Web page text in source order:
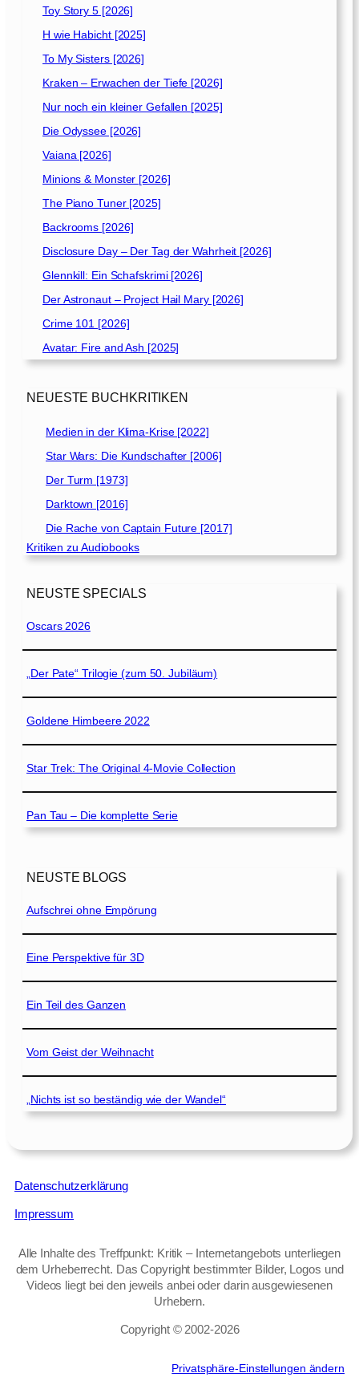
6
]
Toy Story 5 [2026]
H wie Habicht [2025]
To My Sisters [2026]
Kraken – Erwachen der Tiefe [2026]
Nur noch ein kleiner Gefallen [2025]
Die Odyssee [2026]
Vaiana [2026]
Minions & Monster [2026]
The Piano Tuner [2025]
Backrooms [2026]
Disclosure Day – Der Tag der Wahrheit [2026]
Glennkill: Ein Schafskrimi [2026]
Der Astronaut – Project Hail Mary [2026]
Crime 101 [2026]
Avatar: Fire and Ash [2025]
NEUESTE BUCHKRITIKEN
Medien in der Klima-Krise [2022]
Star Wars: Die Kundschafter [2006]
Der Turm [1973]
Darktown [2016]
Die Rache von Captain Future [2017]
Kritiken zu Audiobooks
NEUSTE SPECIALS
Oscars 2026
„Der Pate“ Trilogie (zum 50. Jubiläum)
Goldene Himbeere 2022
Star Trek: The Original 4-Movie Collection
Pan Tau – Die komplette Serie
NEUSTE BLOGS
Aufschrei ohne Empörung
Eine Perspektive für 3D
Ein Teil des Ganzen
Vom Geist der Weihnacht
„Nichts ist so beständig wie der Wandel“
Datenschutzerklärung
Impressum
Alle Inhalte des Treffpunkt: Kritik – Internetangebots unterliegen
dem Urheberrecht. Das Copyright bestimmter Bilder, Logos und
Videos liegt bei den jeweils anbei oder darin ausgewiesenen
Urhebern.
Copyright © 2002‑2026
Privatsphäre-Einstellungen ändern